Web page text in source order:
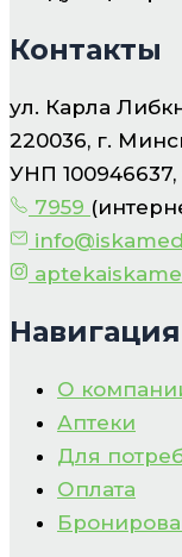
Контакты
ул. Карла
220036, г.
УНП
7959
Навигация
О
Аптеки
Для
Оплата